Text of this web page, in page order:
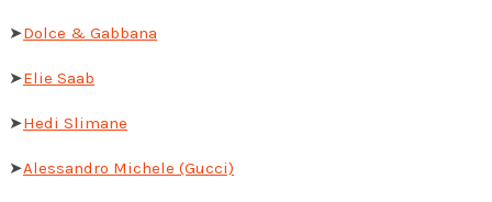
➤Dolce & Gabbana
➤Elie Saab
➤Hedi Slimane
➤Alessandro Michele (Gucci)